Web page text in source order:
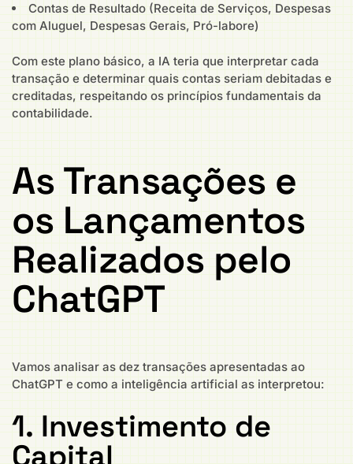
Contas de Resultado (Receita de Serviços, Despesas
com Aluguel, Despesas Gerais, Pró-labore)
Com este plano básico, a IA teria que interpretar cada
transação e determinar quais contas seriam debitadas e
creditadas, respeitando os princípios fundamentais da
contabilidade.
As Transações e
os Lançamentos
Realizados pelo
ChatGPT
Vamos analisar as dez transações apresentadas ao
ChatGPT e como a inteligência artificial as interpretou:
1. Investimento de
Capital